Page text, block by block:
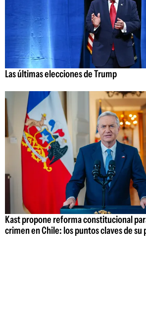
Las últimas elecciones de Trump
Kast propone reforma constitucional
crimen en Chile: los puntos claves de su